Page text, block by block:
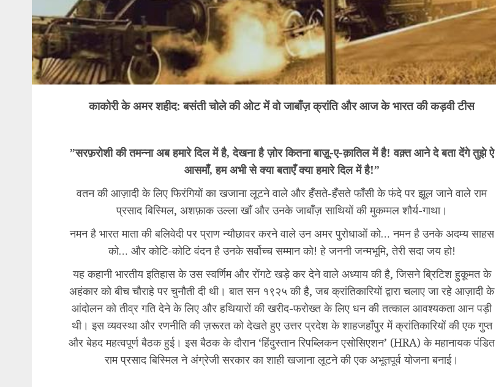
काकोरी के अमर शहीद: बसंती चोले की ओट में वो जाबाँज़ क्रांति और आज के भारत की कड़वी टीस
​”सरफ़रोशी की तमन्ना अब हमारे दिल में है, देखना है ज़ोर कितना बाज़ू-ए-क़ातिल में है! वक़्त आने दे बता देंगे तुझे ऐ
आसमाँ, हम अभी से क्या बताएँ क्या हमारे दिल में है!”
वतन की आज़ादी के लिए फिरंगियों का खजाना लूटने वाले और हँसते-हँसते फाँसी के फंदे पर झूल जाने वाले राम
प्रसाद बिस्मिल, अशफ़ाक उल्ला खाँ और उनके जाबाँज़ साथियों की मुकम्मल शौर्य-गाथा।
​नमन है भारत माता की बलिवेदी पर प्राण न्यौछावर करने वाले उन अमर पुरोधाओं को… नमन है उनके अदम्य साहस
को… और कोटि-कोटि वंदन है उनके सर्वोच्च सम्मान को! हे जननी जन्मभूमि, तेरी सदा जय हो!
​यह कहानी भारतीय इतिहास के उस स्वर्णिम और रोंगटे खड़े कर देने वाले अध्याय की है, जिसने ब्रिटिश हुकूमत के
अहंकार को बीच चौराहे पर चुनौती दी थी। बात सन १९२५ की है, जब क्रांतिकारियों द्वारा चलाए जा रहे आज़ादी के
आंदोलन को तीव्र गति देने के लिए और हथियारों की खरीद-फरोख्त के लिए धन की तत्काल आवश्यकता आन पड़ी
थी। इस व्यवस्था और रणनीति की ज़रूरत को देखते हुए उत्तर प्रदेश के शाहजहाँपुर में क्रांतिकारियों की एक गुप्त
और बेहद महत्वपूर्ण बैठक हुई। इस बैठक के दौरान ‘हिंदुस्तान रिपब्लिकन एसोसिएशन’ (HRA) के महानायक पंडित
राम प्रसाद बिस्मिल ने अंग्रेजी सरकार का शाही खजाना लूटने की एक अभूतपूर्व योजना बनाई।